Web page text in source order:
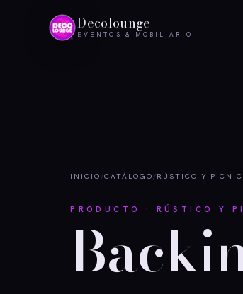
Decolounge
EVENTOS & MOBILIARIO
INICIO /CATÁLOGO /RÚSTICO Y PICNIC
PRODUCTO · RÚSTICO Y